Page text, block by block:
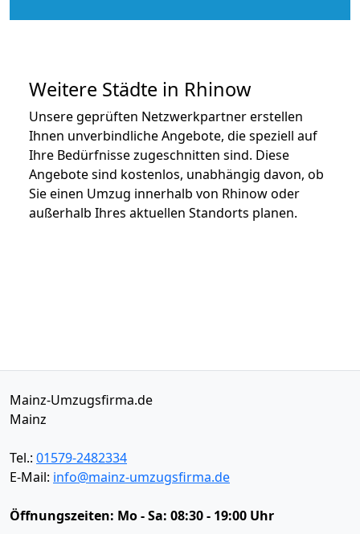
Weitere Städte in Rhinow
Unsere geprüften Netzwerkpartner erstellen
Ihnen unverbindliche Angebote, die speziell auf
Ihre Bedürfnisse zugeschnitten sind. Diese
Angebote sind kostenlos, unabhängig davon, ob
Sie einen Umzug innerhalb von Rhinow oder
außerhalb Ihres aktuellen Standorts planen.
Mainz-Umzugsfirma.de
Mainz
Tel.: 01579-2482334
E-Mail: info@mainz-umzugsfirma.de
Öffnungszeiten: Mo - Sa: 08:30 - 19:00 Uhr